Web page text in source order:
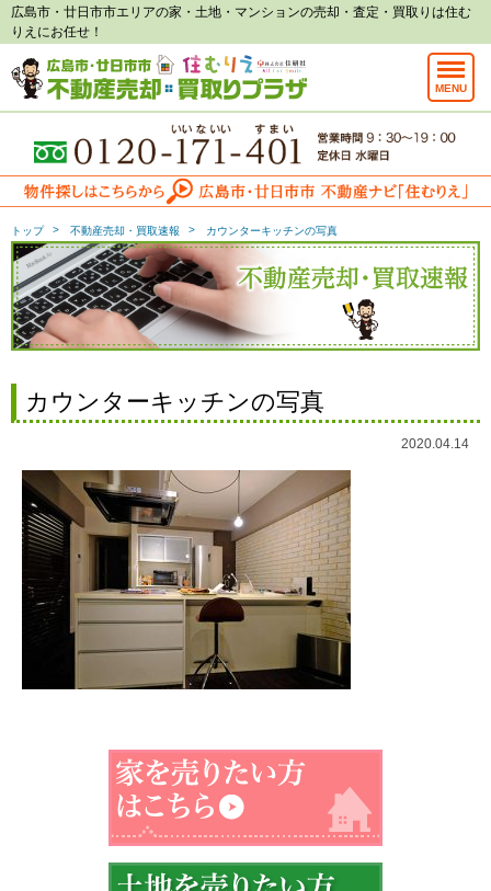
広島市・廿日市市エリアの家・土地・マンションの売却・査定・買取りは住む
りえにお任せ！
MENU
トップ 不動産売却・買取速報 カウンターキッチンの写真
カウンターキッチンの写真
2020.04.14